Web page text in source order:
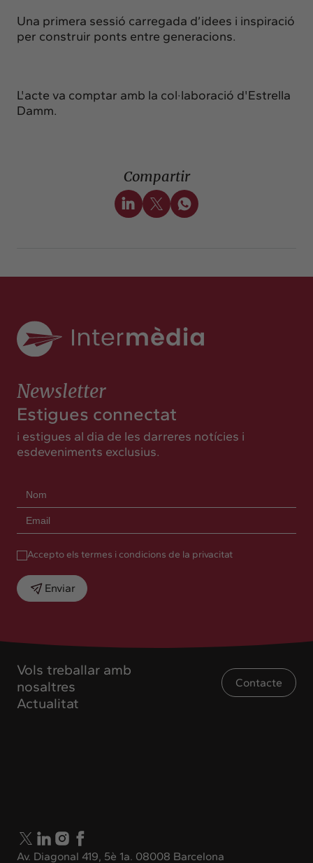
Una primera sessió carregada d’idees i inspiració
per construir ponts entre generacions.
L'acte va comptar amb la col·laboració d'Estrella
Damm.
Compartir
Vols treballar amb
nosaltres
Actualitat
Contacte
Av. Diagonal 419, 5è 1a. 08008 Barcelona
Newsletter
Estigues connectat
i estigues al dia de les darreres notícies i
esdeveniments exclusius.
Accepto els termes i condicions de la privacitat
Enviar